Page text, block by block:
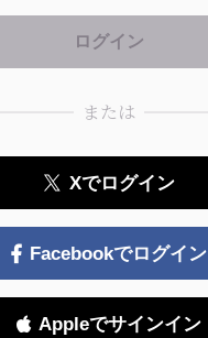
または
Xでログイン
Facebookでログイン
Appleでサインイン